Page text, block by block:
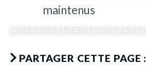
maintenus
PARTAGER CETTE PAGE :